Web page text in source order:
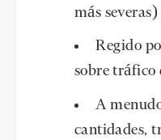
más severas)
Regido
sobre tráfico
A
cantidades,